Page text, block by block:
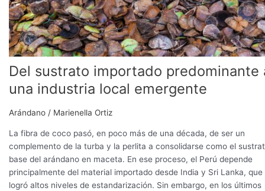
Del sustrato importado predominante
una industria local emergente
Arándano / Marienella Ortiz
La fibra de coco pasó, en poco más de una década, de ser un
complemento de la turba y la perlita a consolidarse como el
base del arándano en maceta. En ese proceso, el Perú depende
principalmente del material importado desde India y Sri Lanka, que
logró altos niveles de estandarización. Sin embargo, en los últimos